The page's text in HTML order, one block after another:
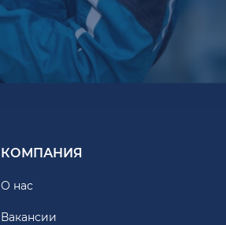
КОМПАНИЯ
О нас
Вакансии